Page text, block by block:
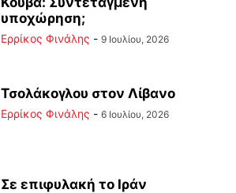
υποχώρηση;
Ερρίκος Φινάλης - 9 Ιουλίου, 2026
Τσολάκογλου στον Λίβανο
Ερρίκος Φινάλης - 6 Ιουλίου, 2026
Σε επιφυλακή το Ιράν